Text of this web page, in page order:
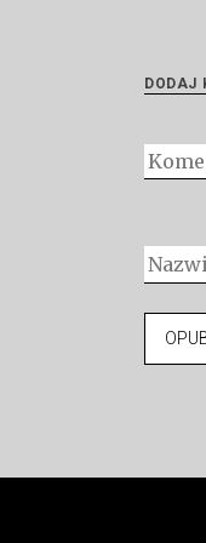
DODAJ